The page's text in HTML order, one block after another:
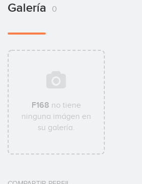
Galería 0
F168 no tiene
ninguna imágen en
su galería.